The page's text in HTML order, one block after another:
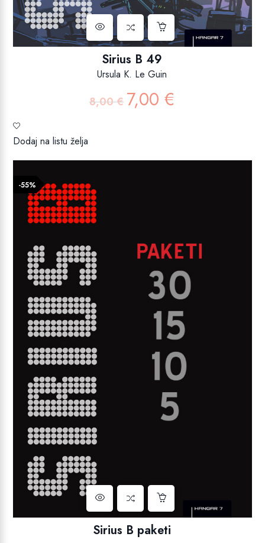
Sirius B 49
Ursula K. Le Guin
8,00€ Izvorna
cijena
7,00 €
Dodaj na listu želja
-55%
Sirius B paketi